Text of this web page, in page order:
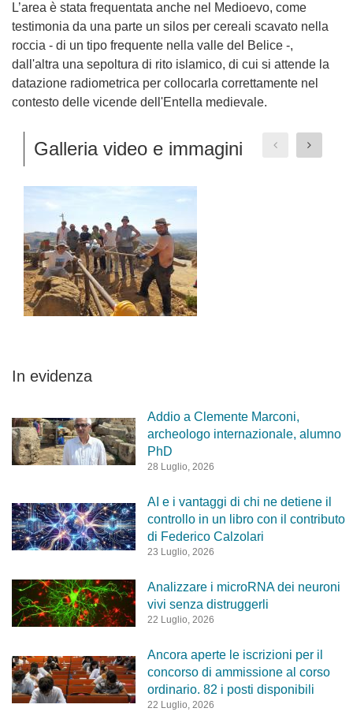
L’area è stata frequentata anche nel Medioevo, come
testimonia da una parte un silos per cereali scavato nella
roccia - di un tipo frequente nella valle del Belice -,
dall'altra una sepoltura di rito islamico, di cui si attende la
datazione radiometrica per collocarla correttamente nel
contesto delle vicende dell'Entella medievale.
Galleria video e immagini
In evidenza
Addio a Clemente Marconi,
archeologo internazionale, alumno
PhD
28 Luglio, 2026
AI e i vantaggi di chi ne detiene il
controllo in un libro con il contributo
di Federico Calzolari
23 Luglio, 2026
Analizzare i microRNA dei neuroni
vivi senza distruggerli
22 Luglio, 2026
Ancora aperte le iscrizioni per il
concorso di ammissione al corso
ordinario. 82 i posti disponibili
22 Luglio, 2026